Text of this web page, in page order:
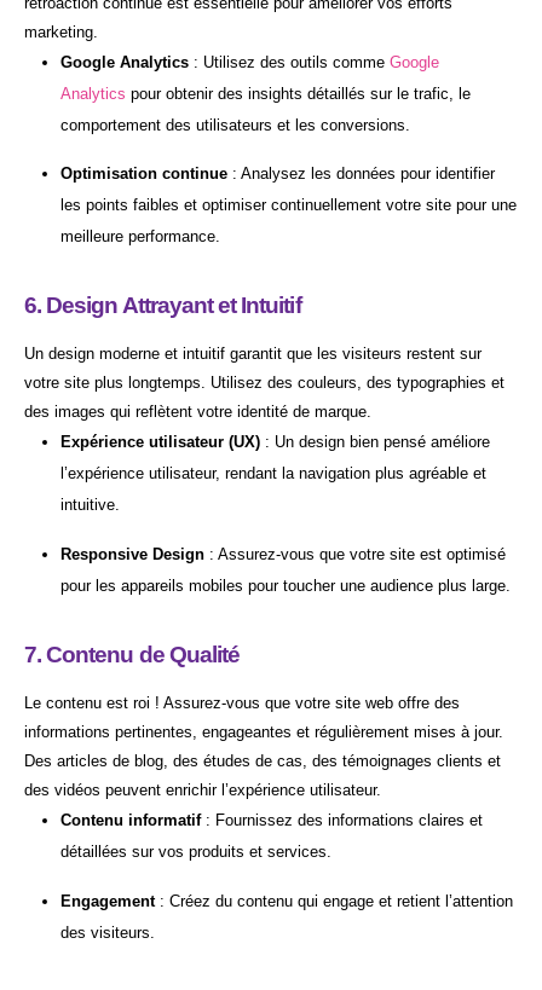
marketing.
Google Analytics : Utilisez des outils comme Google
Analytics pour obtenir des insights détaillés sur le trafic, le
comportement des utilisateurs et les conversions.
Optimisation continue : Analysez les données pour identifier
les points faibles et optimiser continuellement votre site pour une
meilleure performance.
6. Design Attrayant et Intuitif
Un design moderne et intuitif garantit que les visiteurs restent sur
votre site plus longtemps. Utilisez des couleurs, des typographies et
des images qui reflètent votre identité de marque.
Expérience utilisateur (UX) : Un design bien pensé améliore
l’expérience utilisateur, rendant la navigation plus agréable et
intuitive.
Responsive Design : Assurez-vous que votre site est optimisé
pour les appareils mobiles pour toucher une audience plus large.
7. Contenu de Qualité
Le contenu est roi ! Assurez-vous que votre site web offre des
informations pertinentes, engageantes et régulièrement mises à jour.
Des articles de blog, des études de cas, des témoignages clients et
des vidéos peuvent enrichir l’expérience utilisateur.
Contenu informatif : Fournissez des informations claires et
détaillées sur vos produits et services.
Engagement : Créez du contenu qui engage et retient l’attention
des visiteurs.